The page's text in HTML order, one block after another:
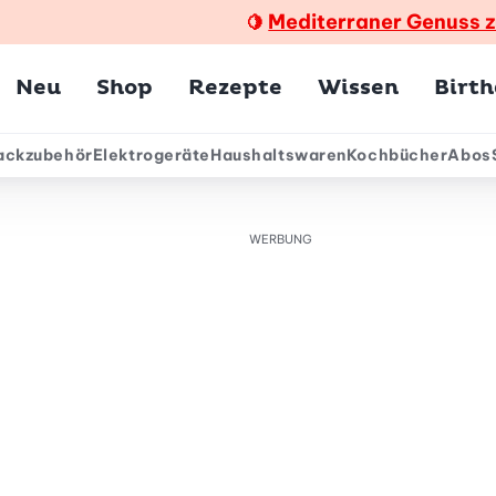
🍋 Mediterraner Genuss
Neu Shop Rezepte Wissen
ElektrogeräteHaushaltswarenKochbücherAbos
WERBUNG